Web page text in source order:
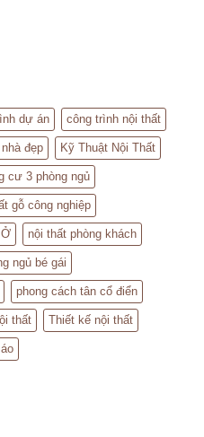
dự án công trình nội thất
đẹp Kỹ Thuật Nội Thất
cư 3 phòng ngủ
gỗ công nghiệp
nội thất phòng khách
ngủ bé gái
phong cách tân cổ điển
thất Thiết kế nội thất